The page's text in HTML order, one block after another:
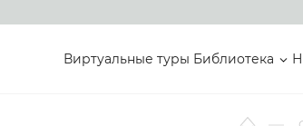
Виртуальные туры Библиотека